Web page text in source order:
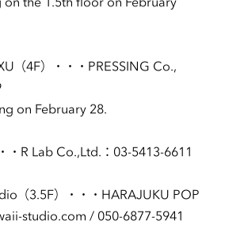
（4F）・・・PRESSING Co.,
on February 28.
・R Lab Co.,Ltd.：03-5413-6611
（3.5F）・・・HARAJUKU POP
studio.com / 050-6877-5941